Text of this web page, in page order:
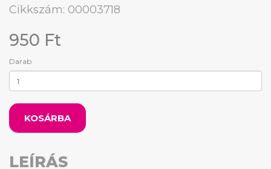
Cikkszám: 00003718
950 Ft
Darab
KOSÁRBA
LEÍRÁS